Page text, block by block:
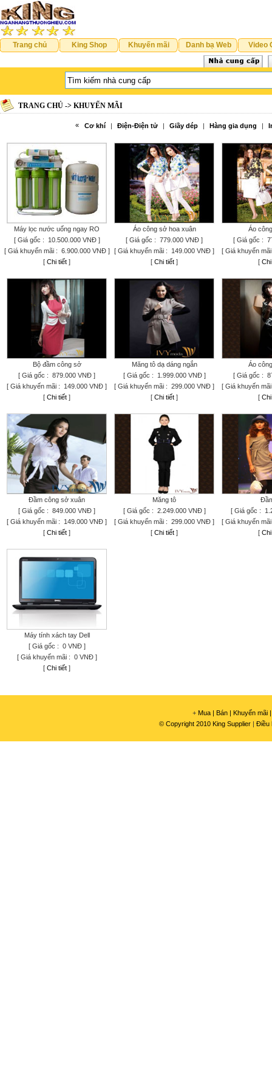
Trang chủ King Shop Khuyến mãi Danh bạ Web Video
TRANG CHỦ -> KHUYẾN MÃI
« Cơ khí | Điện-Điện tử | Giầy dép | Hàng gia dụng |
Máy lọc nước uống ngay RO
[ Giá gốc : 10.500.000 VNĐ ]
[ Giá khuyến mãi : 6.900.000 VNĐ ]
[ Chi tiết ]
Áo công sở hoa xuân
[ Giá gốc : 779.000 VNĐ ]
[ Giá khuyến mãi : 149.000 VNĐ ]
[ Chi tiết ]
Áo
[ Giá gốc :
[ Giá khuyến
[
Bộ đầm công sở
[ Giá gốc : 879.000 VNĐ ]
[ Giá khuyến mãi : 149.000 VNĐ ]
[ Chi tiết ]
Măng tô dạ dáng ngắn
[ Giá gốc : 1.999.000 VNĐ ]
[ Giá khuyến mãi : 299.000 VNĐ ]
[ Chi tiết ]
Áo
[ Giá gốc :
[ Giá khuyến
[
Đầm công sở xuân
[ Giá gốc : 849.000 VNĐ ]
[ Giá khuyến mãi : 149.000 VNĐ ]
[ Chi tiết ]
Măng tô
[ Giá gốc : 2.249.000 VNĐ ]
[ Giá khuyến mãi : 299.000 VNĐ ]
[ Chi tiết ]
[ Giá gốc :
[ Giá khuyến
[
Máy tính xách tay Dell
[ Giá gốc : 0 VNĐ ]
[ Giá khuyến mãi : 0 VNĐ ]
[ Chi tiết ]
+ Mua | Bán | Khuyến mãi |
© Copyright 2010 King Supplier | Điều